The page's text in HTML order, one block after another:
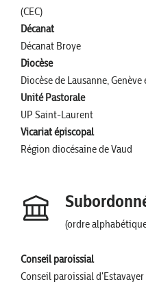
(CEC)
Décanat
Décanat Broye
Diocèse
Diocèse de Lausanne,
Unité Pastorale
UP Saint-Laurent
Vicariat épiscopal
Région diocésaine de Vaud
(ordre
Conseil paroissial
Conseil paroissial d'Estavayer